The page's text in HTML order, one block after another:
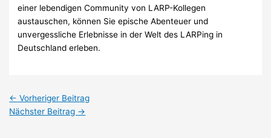
einer lebendigen Community von LARP-Kollegen
austauschen, können Sie epische Abenteuer und
unvergessliche Erlebnisse in der Welt des LARPing in
Deutschland erleben.
← Vorheriger Beitrag
Nächster Beitrag →